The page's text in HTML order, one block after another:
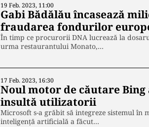
19 Feb. 2023, 11:00
Gabi Bădălău încasează
fraudarea fondurilor
În timp ce procurorii DNA lucrează la
urma restaurantului Monato,…
17 Feb. 2023, 16:30
Noul motor de căutare Bing
insultă utilizatorii
Microsoft s-a grăbit să integreze sistemul
inteligență artificială a făcut…